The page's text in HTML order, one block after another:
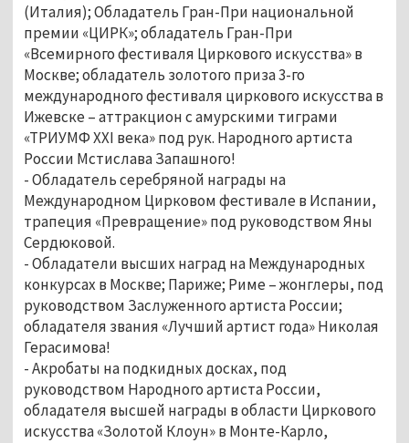
(Италия); Обладатель Гран-При национальной
премии «ЦИРК»; обладатель Гран-При
«Всемирного фестиваля Циркового искусства» в
Москве; обладатель золотого приза 3-го
международного фестиваля циркового искусства в
Ижевске – аттракцион с амурскими тиграми
«ТРИУМФ XXI века» под рук. Народного артиста
России Мстислава Запашного!
- Обладатель серебряной награды на
Международном Цирковом фестивале в Испании,
трапеция «Превращение» под руководством Яны
Сердюковой.
- Обладатели высших наград на Международных
конкурсах в Москве; Париже; Риме – жонглеры, под
руководством Заслуженного артиста России;
обладателя звания «Лучший артист года» Николая
Герасимова!
- Акробаты на подкидных досках, под
руководством Народного артиста России,
обладателя высшей награды в области Циркового
искусства «Золотой Клоун» в Монте-Карло,